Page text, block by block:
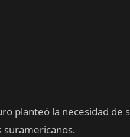
planteó la necesidad de
suramericanos.